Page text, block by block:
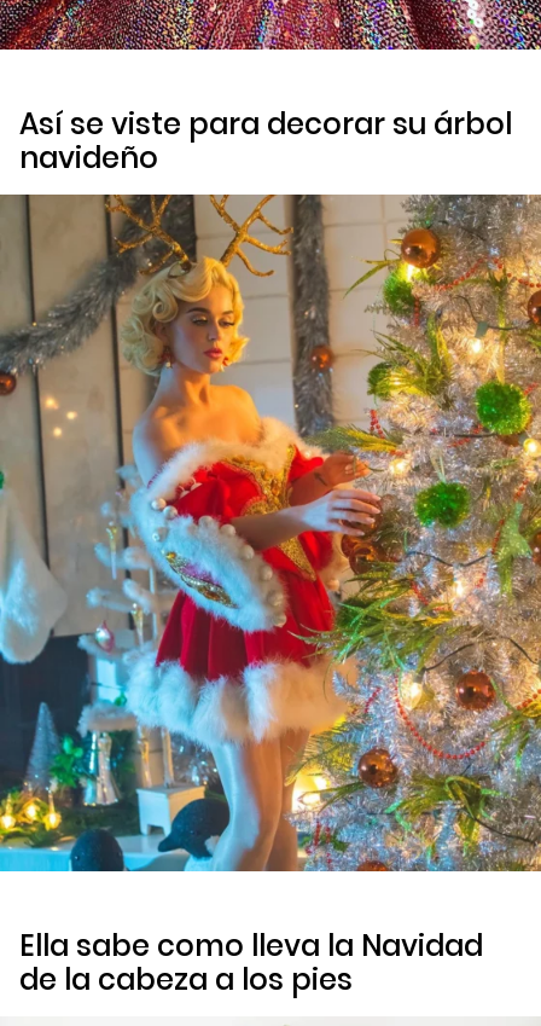
Así se viste para decorar su árbol
navideño
Ella sabe como lleva la Navidad
de la cabeza a los pies